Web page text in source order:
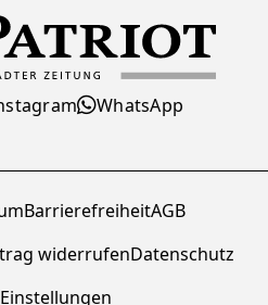
WhatsApp
BarrierefreiheitAGB
widerrufenDatenschutz